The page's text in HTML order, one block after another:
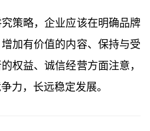
策略，企业应该在明确品牌
加有价值的内容、保持与受
权益、诚信经营方面注意，
力，长远稳定发展。